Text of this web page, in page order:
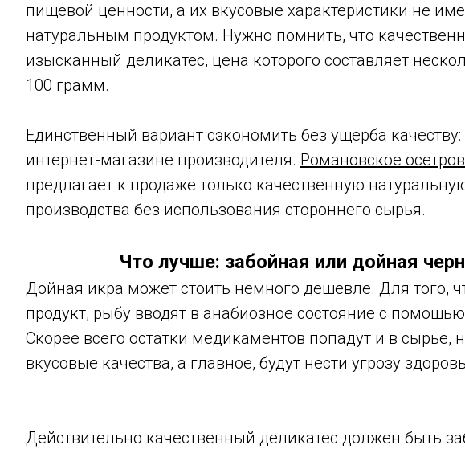
пищевой ценности, а их вкусовые характеристики не
натуральным продуктом. Нужно помнить, что
изысканный деликатес, цена которого составляет
100 грамм.
Единственный вариант сэкономить без ущерба качеству:
интернет-магазине производителя. Романовское
предлагает к продаже только качественную
производства без использования стороннего сырья.
Что лучше: забойная или дойная
Дойная икра может стоить немного дешевле. Для того,
продукт, рыбу вводят в анабиозное состояние с помощью
Скорее всего остатки медикаментов попадут и в сырье,
вкусовые качества, а главное, будут нести угрозу
Действительно качественный деликатес должен быть